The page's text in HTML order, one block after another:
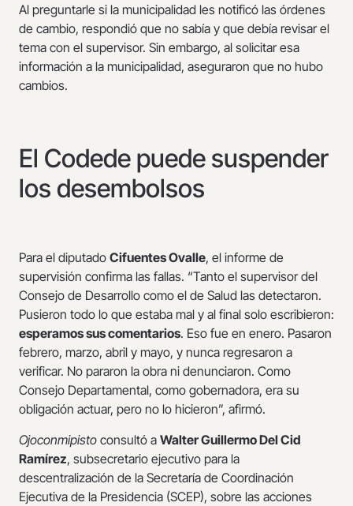
Al preguntarle si la municipalidad les notificó las órdenes
de cambio, respondió que no sabía y que debía revisar el
tema con el supervisor. Sin embargo, al solicitar esa
información a la municipalidad, aseguraron que no hubo
cambios.
El Codede puede suspender
los desembolsos
Para el diputado Cifuentes Ovalle, el informe de
supervisión confirma las fallas. “Tanto el supervisor del
Consejo de Desarrollo como el de Salud las detectaron.
Pusieron todo lo que estaba mal y al final solo escribieron:
esperamos sus comentarios. Eso fue en enero. Pasaron
febrero, marzo, abril y mayo, y nunca regresaron a
verificar. No pararon la obra ni denunciaron. Como
Consejo Departamental, como gobernadora, era su
obligación actuar, pero no lo hicieron”, afirmó.
Ojoconmipisto consultó a Walter Guillermo Del Cid
Ramírez, subsecretario ejecutivo para la
descentralización de la Secretaría de Coordinación
Ejecutiva de la Presidencia (SCEP), sobre las acciones